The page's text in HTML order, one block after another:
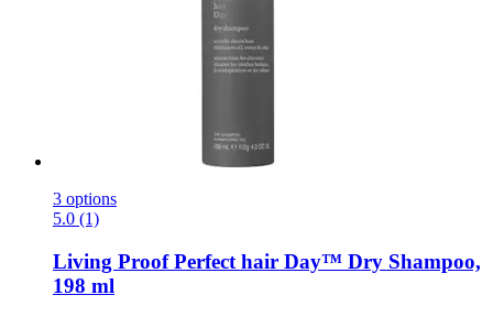
3 options
5.0 (1)
Living ProofPerfect hair Day™ Dry Shampoo,
198 ml